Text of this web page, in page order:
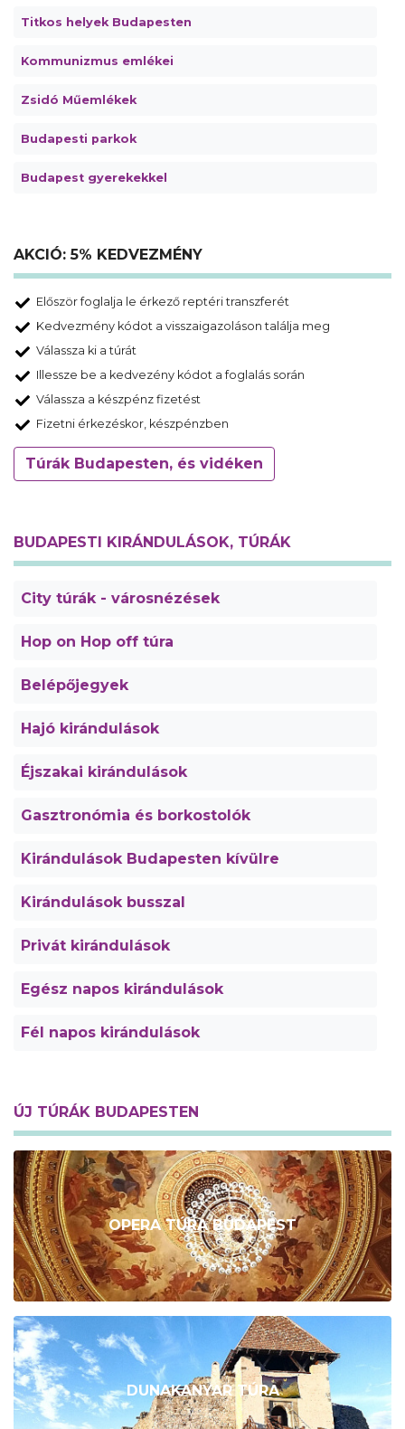
Titkos helyek Budapesten
Kommunizmus emlékei
Zsidó Műemlékek
Budapesti parkok
Budapest gyerekekkel
AKCIÓ: 5% KEDVEZMÉNY
Először foglalja le érkező reptéri transzferét
Kedvezmény kódot a visszaigazoláson találja meg
Válassza ki a túrát
Illessze be a kedvezény kódot a foglalás során
Válassza a készpénz fizetést
Fizetni érkezéskor, készpénzben
Túrák Budapesten, és vidéken
BUDAPESTI KIRÁNDULÁSOK, TÚRÁK
City túrák - városnézések
Hop on Hop off túra
Belépőjegyek
Hajó kirándulások
Éjszakai kirándulások
Gasztronómia és borkostolók
Kirándulások Budapesten kívülre
Kirándulások busszal
Privát kirándulások
Egész napos kirándulások
Fél napos kirándulások
ÚJ TÚRÁK BUDAPESTEN
OPERA TÚRA BUDAPEST
DUNAKANYAR TÚRA